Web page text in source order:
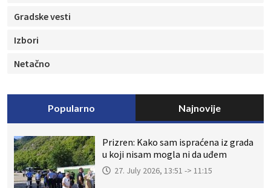
Gradske vesti
Izbori
Netačno
Popularno Najnovije
Prizren: Kako sam ispraćena iz grada
u koji nisam mogla ni da uđem
27. July 2026, 13:51 -> 11:15